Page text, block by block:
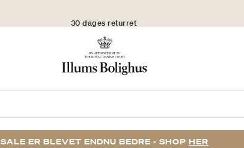
SALE ER BLEVET ENDNU BEDRE - SHOP HER